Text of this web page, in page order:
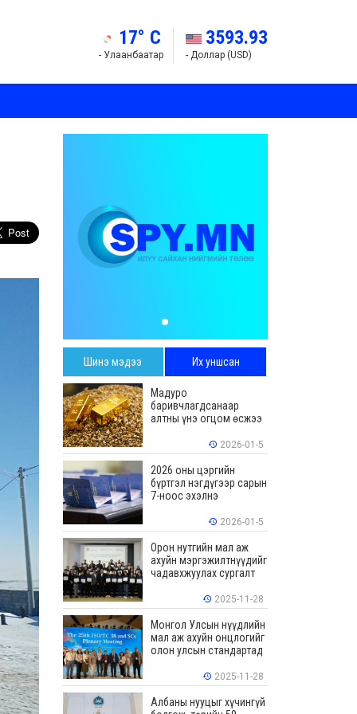
17° C
- Улаанбаатар
3593.93
- Доллар (USD)
Шинэ мэдээ Их уншсан
Мадуро
баривчлагдсанаар
алтны үнэ огцом өсжээ
2026-01-5
2026 оны цэргийн
бүртгэл нэгдүгээр сарын
7-ноос эхэлнэ
2026-01-5
Орон нутгийн мал аж
ахуйн мэргэжилтнүүдийг
чадавхжуулах сургалт
2025-11-28
Монгол Улсын нүүдлийн
мал аж ахуйн онцлогийг
олон улсын стандартад
2025-11-28
Албаны нууцыг хүчингүй